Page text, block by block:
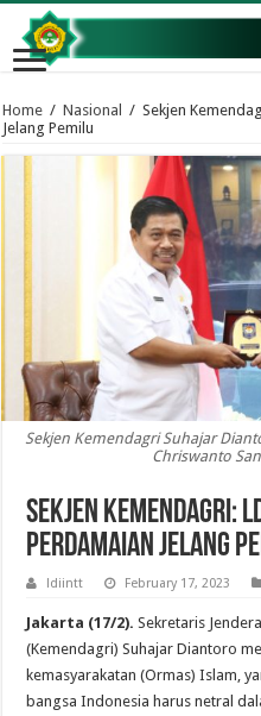
Home / Nasional / Sekjen
Jelang Pemilu
Sekjen Kemendagri Suhajar
Chriswanto
Sekjen Kemendagri:
Perdamaian Jelang
ldiintt February 17, 2023
Jakarta (17/2). Sekretaris
(Kemendagri) Suhajar Diantoro
kemasyarakatan (Ormas) Islam,
bangsa Indonesia harus netral